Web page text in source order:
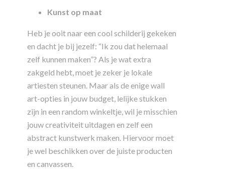
Kunst op maat
Heb je ooit naar een cool schilderij gekeken
en dacht je bij jezelf: “Ik zou dat helemaal
zelf kunnen maken”? Als je wat extra
zakgeld hebt, moet je zeker je lokale
artiesten steunen. Maar als de enige wall
art-opties in jouw budget, lelijke stukken
zijn in een random winkeltje, wil je misschien
jouw creativiteit uitdagen en zelf een
abstract kunstwerk maken. Hiervoor moet
je wel beschikken over de juiste producten
en canvassen.